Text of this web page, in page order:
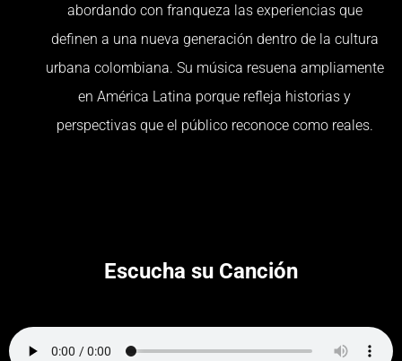
abordando con franqueza las experiencias que
definen a una nueva generación dentro de la cultura
urbana colombiana. Su música resuena ampliamente
en América Latina porque refleja historias y
perspectivas que el público reconoce como reales.
Escucha su Canción